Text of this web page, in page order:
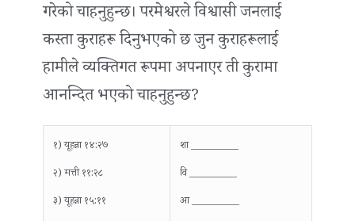
गरेको चाहनुहुन्छ। परमेश्वरले विश्वासी जनलाई
कस्ता कुराहरू दिनुभएको छ जुन कुराहरूलाई
हामीले व्यक्तिगत रूपमा अपनाएर ती कुरामा
आनन्दित भएको चाहनुहुन्छ?
१) यूहन्ना १४:२७
२) मत्ती ११:२८
३) यूहन्ना १५:११
शा __________
वि __________
आ __________